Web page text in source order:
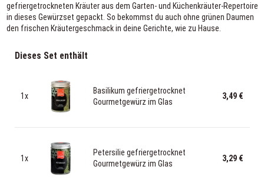
gefriergetrockneten Kräuter aus dem Garten- und Küchenkräuter-Repertoire
in dieses Gewürzset gepackt. So bekommst du auch ohne grünen Daumen
den frischen Kräutergeschmack in deine Gerichte, wie zu Hause.
Dieses Set enthält
1x
Basilikum gefriergetrocknet
Gourmetgewürz im Glas
3,49 €
1x
Petersilie gefriergetrocknet
Gourmetgewürz im Glas
3,29 €